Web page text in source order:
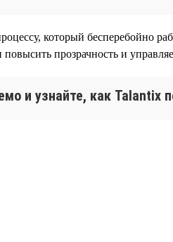
который бесперебойно
прозрачность и
и узнайте, как